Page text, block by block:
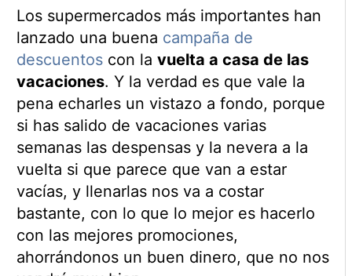
Los supermercados más importantes han
lanzado una buena campaña de
descuentoscon la vuelta a casa de las
vacaciones. Y la verdad es que vale la
pena echarles un vistazo a fondo, porque
si has salido de vacaciones varias
semanas las despensas y la nevera a la
vuelta si que parece que van a estar
vacías, y llenarlas nos va a costar
bastante, con lo que lo mejor es hacerlo
con las mejores promociones,
ahorrándonos un buen dinero, que no nos